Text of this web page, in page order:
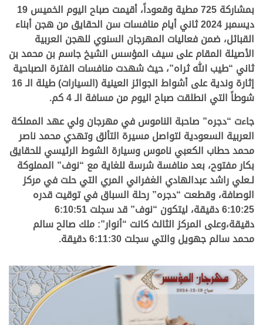
بمشاركة 725 مطية وقعوداً، أقيمت صباح اليوم الخميس 19
ديسمبر 2024 ثاني أيام منافسات سن الحقايق من هجن أبناء
القبائل، ضمن فعاليات المهرجان السنوي للهجن العربية
الأصيلة المقام على سيف المؤسس الشيخ جاسم بن محمد بن
ثاني “طيب الله ثراه”، حيث شهدت منافسات الفترة الصباحية
إثارة وندية على أشواط الجوائز العينية (السيارات) طيلة الـ 16
شوطاً التي انطلقت صباح اليوم من مسافة الـ 4 كم.
جاءت “دجره” صاحبة الناموس في مهرجان ولي عهد المملكة
العربية السعودية لتواصل مسيرة التألق وتهدي محمد ناصر
محمد حطاب الكعبي ناموس وسيارة الشوط الرئيسي للحقايق
بكار مفتوح، بعد منافسة شرسة للغاية مع “نوف” المملوكة
لـعلي راشد عبدالهادي الغفراني المري التي حلت في مركز
الوصافة، وقطعت “دجره” رحلة السباق في توقيت قدره
6:10:25 دقيقة، ليتكون “نوف” قد سجلت 6:10:51
دقيقة،وعلى المركز الثالث كانت “أنوار”: ملك صالح سالم
محمد سالم جهويل والتي سجلت 6:11:30 دقيقة.